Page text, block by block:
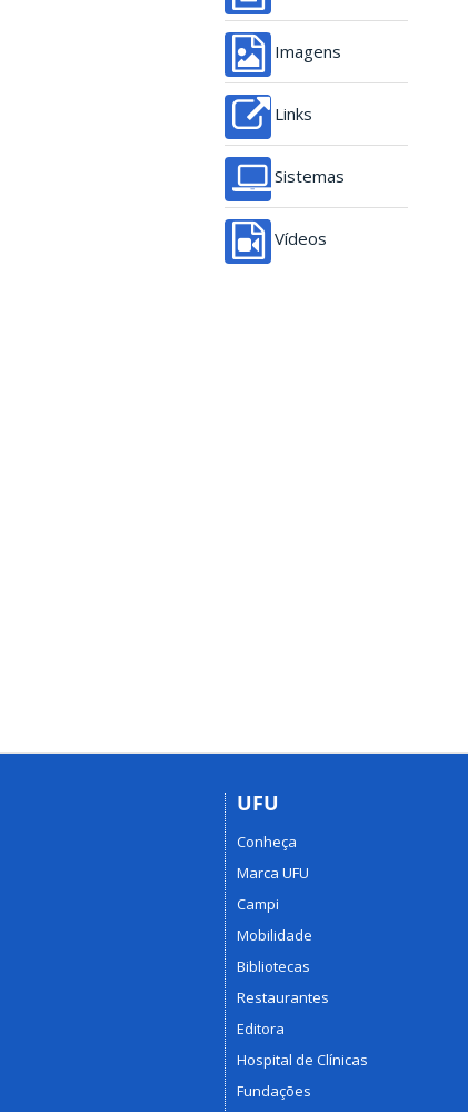
Imagens
Links
Sistemas
Vídeos
UFU
Conheça
Marca UFU
Campi
Mobilidade
Bibliotecas
Restaurantes
Editora
Hospital de Clínicas
Fundações